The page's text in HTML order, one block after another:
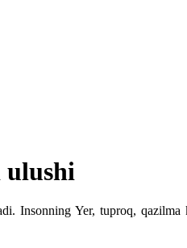
ulushi
Insonning Yer, tuproq,